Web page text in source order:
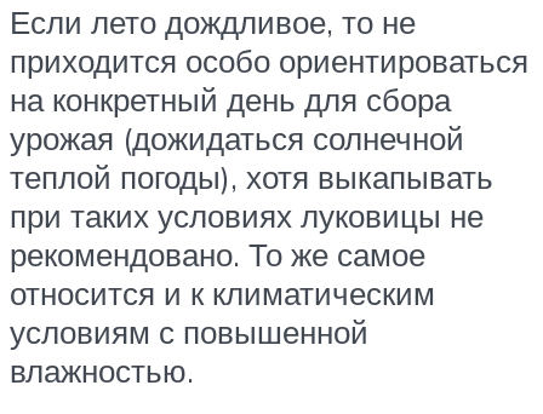
Если лето дождливое, то не
приходится особо ориентироваться
на конкретный день для сбора
урожая (дожидаться солнечной
теплой погоды), хотя выкапывать
при таких условиях луковицы не
рекомендовано. То же самое
относится и к климатическим
условиям с повышенной
влажностью.